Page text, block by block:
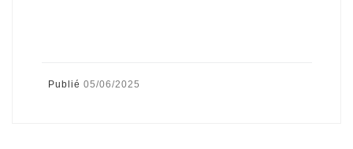
Publié 05/06/2025